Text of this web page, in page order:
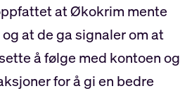
at Økokrim mente
at de ga signaler om at
å følge med kontoen og
for å gi en bedre